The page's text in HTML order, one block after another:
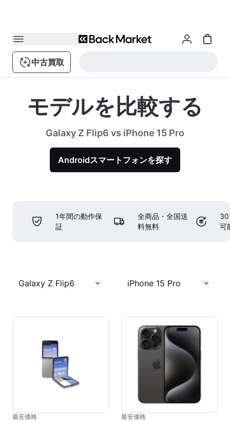
中古買取
モデルを比較する
Galaxy Z Flip6 vs iPhone 15 Pro
Androidスマートフォンを探す
1年間の動作保
証
全商品・全国送
料無料
30
可
Galaxy Z Flip6 iPhone 15 Pro
最安価格 最安価格